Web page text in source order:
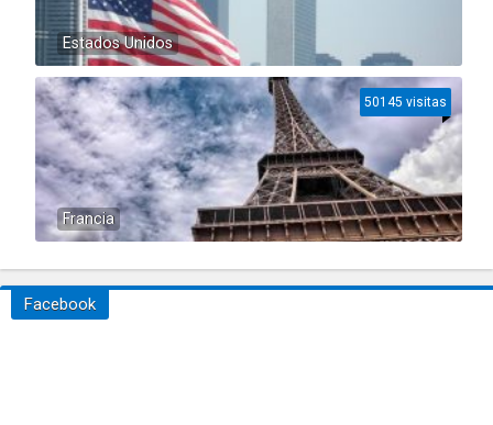
Estados Unidos
Francia
50145 visitas
Facebook